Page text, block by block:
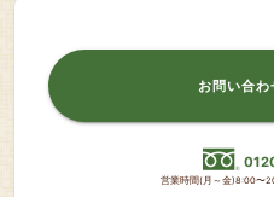
お問い合
営業時間(月～金)8:00〜